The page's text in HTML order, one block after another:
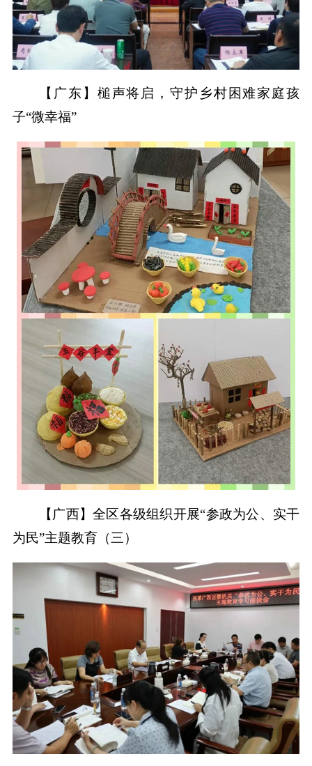
【广东】槌声将启，守护乡村困难家庭孩
子“微幸福”
【广西】全区各级组织开展“参政为公、实干
为民”主题教育（三）